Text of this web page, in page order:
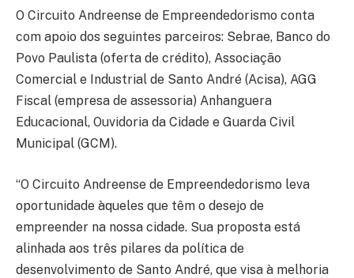
O Circuito Andreense de Empreendedorismo conta
com apoio dos seguintes parceiros: Sebrae, Banco do
Povo Paulista (oferta de crédito), Associação
Comercial e Industrial de Santo André (Acisa), AGG
Fiscal (empresa de assessoria) Anhanguera
Educacional, Ouvidoria da Cidade e Guarda Civil
Municipal (GCM).
“O Circuito Andreense de Empreendedorismo leva
oportunidade àqueles que têm o desejo de
empreender na nossa cidade. Sua proposta está
alinhada aos três pilares da política de
desenvolvimento de Santo André, que visa à melhoria